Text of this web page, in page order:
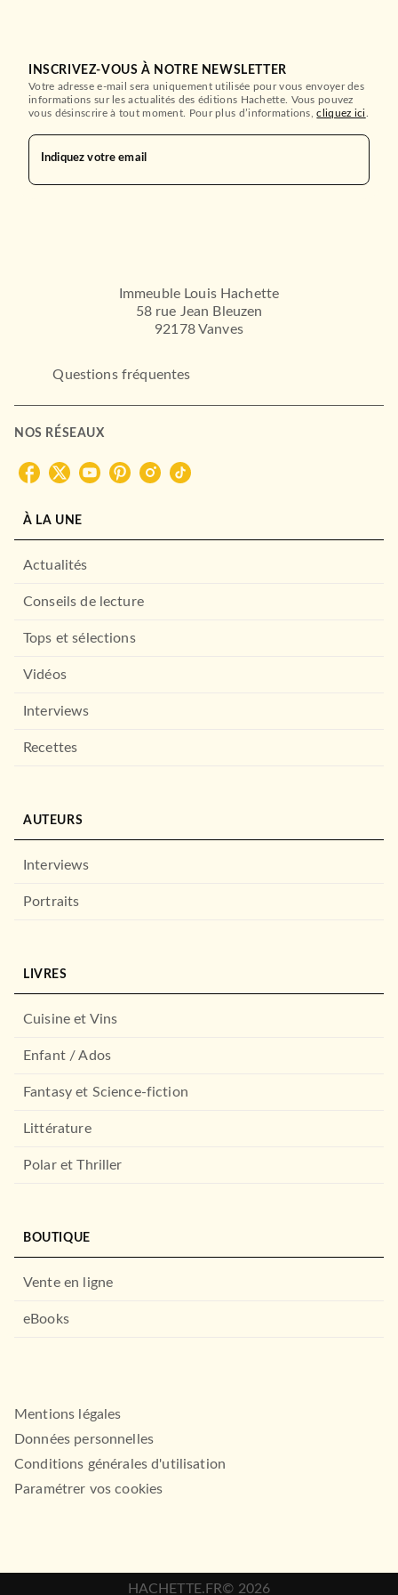
INSCRIVEZ-VOUS À NOTRE NEWSLETTER
Votre adresse e-mail sera uniquement utilisée pour vous envoyer des
informations sur les actualités des éditions Hachette. Vous pouvez
vous désinscrire à tout moment. Pour plus d’informations,cliquez ici
Indiquez votre email
Immeuble Louis Hachette
58 rue Jean Bleuzen
92178 Vanves
Questions fréquentes
NOS RÉSEAUX
À LA UNE
Actualités
Conseils de lecture
Tops et sélections
Vidéos
Interviews
Recettes
AUTEURS
Interviews
Portraits
LIVRES
Cuisine et Vins
Enfant / Ados
Fantasy et Science-fiction
Littérature
Polar et Thriller
BOUTIQUE
Vente en ligne
eBooks
Mentions légales
Données personnelles
Conditions générales d'utilisation
Paramétrer vos cookies
HACHETTE.FR© 2026